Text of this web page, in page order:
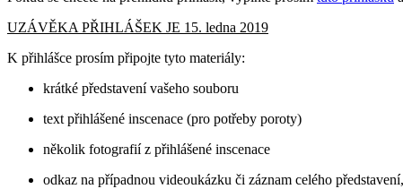
UZÁVĚKA PŘIHLÁŠEK JE 15. ledna 2019
K přihlášce prosím připojte tyto materiály:
krátké představení vašeho souboru
text přihlášené inscenace (pro potřeby poroty)
několik fotografií z přihlášené inscenace
odkaz na případnou videoukázku či záznam celého